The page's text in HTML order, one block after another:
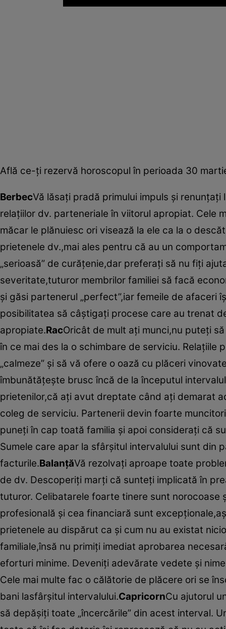
Află ce-ţi rezervă horoscopul în perioada 30
BerbecVă lăsaţi pradă primului impuls şi
relaţiilor dv. parteneriale în viitorul apropiat. Cele
măcar le plănuiesc ori visează la ele ca la o
prietenele dv.,mai ales pentru că au un
„serioasă” de curăţenie,dar preferaţi să nu fiţi
severitate,tuturor membrilor familiei să facă
şi găsi partenerul „perfect”,iar femeile de
posibilitatea să câştigaţi procese care au trenat
apropiate.RacOricât de mult aţi munci,nu puteţi
în ce mai des la o schimbare de serviciu.
„calmeze” şi să vă ofere o oază cu plăceri
îmbunătăţeşte brusc încă de la începutul
prietenilor,că aţi avut dreptate când aţi demarat
coleg de serviciu. Partenerii devin foarte
puneţi în cap toată familia şi apoi consideraţi că
Sumele care apar la sfârşitul intervalului sunt din
facturile.BalanţăVă rezolvaţi aproape toate
de dv. Descoperiţi marţi că sunteţi implicată în
tuturor. Celibatarele foarte tinere sunt norocoase
profesională şi cea financiară sunt
prietenele au dispărut ca şi cum nu au existat
familiale,însă nu primiţi imediat aprobarea
eforturi minime. Deveniţi adevărate vedete şi
Cele mai multe fac o călătorie de plăcere ori se
bani lasfârşitul intervalului.CapricornCu ajutorul
să depăşiţi toate „încercările” din acest interval.